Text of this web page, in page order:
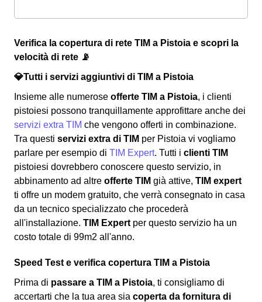
Verifica la copertura di rete TIM a Pistoia e scopri la
velocità di rete 📡
💎Tutti i servizi aggiuntivi di TIM a Pistoia
Insieme alle numerose offerte TIM a Pistoia, i clienti
pistoiesi possono tranquillamente approfittare anche dei
servizi extra TIM che vengono offerti in combinazione.
Tra questi servizi extra di TIM per Pistoia vi vogliamo
parlare per esempio di TIM Expert. Tutti i clienti TIM
pistoiesi dovrebbero conoscere questo servizio, in
abbinamento ad altre offerte TIM già attive, TIM expert
ti offre un modem gratuito, che verrà consegnato in casa
da un tecnico specializzato che procederà
all'installazione. TIM Expert per questo servizio ha un
costo totale di 99m2 all'anno.
Speed Test e verifica copertura TIM a Pistoia
Prima di passare a TIM a Pistoia, ti consigliamo di
accertarti che la tua area sia coperta da fornitura di